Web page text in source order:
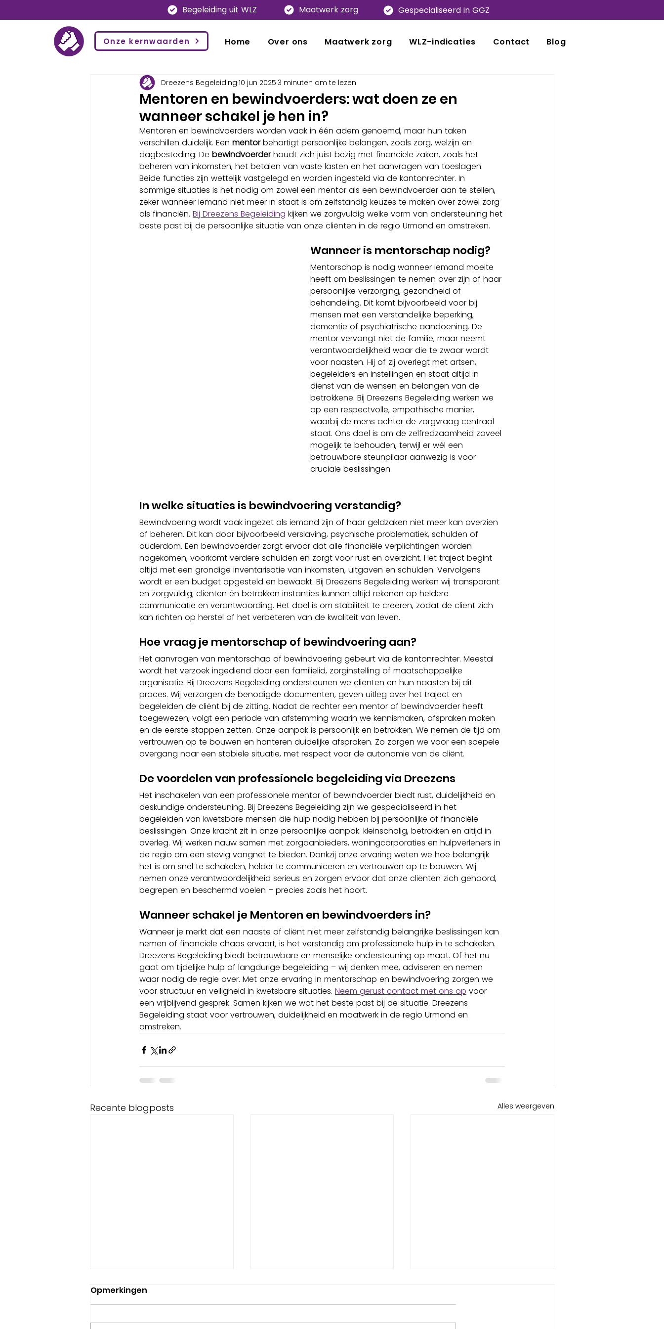
Begeleiding uit WLZ Maatwerk zorg Gespecialiseerd in GGZ
Onze kernwaarden Home Over ons Maatwerk zorg WLZ-indicaties Contact Blog
Mentoren en bewindvoerders: wat doen ze en
wanneer schakel je hen in?
Dreezens Begeleiding 10 jun 2025 3 minuten om te lezen
Mentoren en bewindvoerders worden vaak in één adem genoemd, maar hun taken
verschillen duidelijk. Een mentor behartigt persoonlijke belangen, zoals zorg, welzijn en
dagbesteding. De bewindvoerder houdt zich juist bezig met financiële zaken, zoals het
beheren van inkomsten, het betalen van vaste lasten en het aanvragen van toeslagen.
Beide functies zijn wettelijk vastgelegd en worden ingesteld via de kantonrechter. In
sommige situaties is het nodig om zowel een mentor als een bewindvoerder aan te stellen,
zeker wanneer iemand niet meer in staat is om zelfstandig keuzes te maken over zowel zorg
als financiën. Bij Dreezens Begeleiding kijken we zorgvuldig welke vorm van ondersteuning het
beste past bij de persoonlijke situatie van onze cliënten in de regio Urmond en omstreken.
Wanneer is mentorschap nodig?
Mentorschap is nodig wanneer iemand moeite
heeft om beslissingen te nemen over zijn of haar
persoonlijke verzorging, gezondheid of
behandeling. Dit komt bijvoorbeeld voor bij
mensen met een verstandelijke beperking,
dementie of psychiatrische aandoening. De
mentor vervangt niet de familie, maar neemt
verantwoordelijkheid waar die te zwaar wordt
voor naasten. Hij of zij overlegt met artsen,
begeleiders en instellingen en staat altijd in
dienst van de wensen en belangen van de
betrokkene. Bij Dreezens Begeleiding werken we
op een respectvolle, empathische manier,
waarbij de mens achter de zorgvraag centraal
staat. Ons doel is om de zelfredzaamheid zoveel
mogelijk te behouden, terwijl er wél een
betrouwbare steunpilaar aanwezig is voor
cruciale beslissingen.
In welke situaties is bewindvoering verstandig?
Bewindvoering wordt vaak ingezet als iemand zijn of haar geldzaken niet meer kan overzien
of beheren. Dit kan door bijvoorbeeld verslaving, psychische problematiek, schulden of
ouderdom. Een bewindvoerder zorgt ervoor dat alle financiële verplichtingen worden
nagekomen, voorkomt verdere schulden en zorgt voor rust en overzicht. Het traject begint
altijd met een grondige inventarisatie van inkomsten, uitgaven en schulden. Vervolgens
wordt er een budget opgesteld en bewaakt. Bij Dreezens Begeleiding werken wij transparant
en zorgvuldig; cliënten én betrokken instanties kunnen altijd rekenen op heldere
communicatie en verantwoording. Het doel is om stabiliteit te creëren, zodat de cliënt zich
kan richten op herstel of het verbeteren van de kwaliteit van leven.
Hoe vraag je mentorschap of bewindvoering aan?
Het aanvragen van mentorschap of bewindvoering gebeurt via de kantonrechter. Meestal
wordt het verzoek ingediend door een familielid, zorginstelling of maatschappelijke
organisatie. Bij Dreezens Begeleiding ondersteunen we cliënten en hun naasten bij dit
proces. Wij verzorgen de benodigde documenten, geven uitleg over het traject en
begeleiden de cliënt bij de zitting. Nadat de rechter een mentor of bewindvoerder heeft
toegewezen, volgt een periode van afstemming waarin we kennismaken, afspraken maken
en de eerste stappen zetten. Onze aanpak is persoonlijk en betrokken. We nemen de tijd om
vertrouwen op te bouwen en hanteren duidelijke afspraken. Zo zorgen we voor een soepele
overgang naar een stabiele situatie, met respect voor de autonomie van de cliënt.
De voordelen van professionele begeleiding via Dreezens
Het inschakelen van een professionele mentor of bewindvoerder biedt rust, duidelijkheid en
deskundige ondersteuning. Bij Dreezens Begeleiding zijn we gespecialiseerd in het
begeleiden van kwetsbare mensen die hulp nodig hebben bij persoonlijke of financiële
beslissingen. Onze kracht zit in onze persoonlijke aanpak: kleinschalig, betrokken en altijd in
overleg. Wij werken nauw samen met zorgaanbieders, woningcorporaties en hulpverleners in
de regio om een stevig vangnet te bieden. Dankzij onze ervaring weten we hoe belangrijk
het is om snel te schakelen, helder te communiceren en vertrouwen op te bouwen. Wij
nemen onze verantwoordelijkheid serieus en zorgen ervoor dat onze cliënten zich gehoord,
begrepen en beschermd voelen – precies zoals het hoort.
Wanneer schakel je Mentoren en bewindvoerders in?
Wanneer je merkt dat een naaste of cliënt niet meer zelfstandig belangrijke beslissingen kan
nemen of financiële chaos ervaart, is het verstandig om professionele hulp in te schakelen.
Dreezens Begeleiding biedt betrouwbare en menselijke ondersteuning op maat. Of het nu
gaat om tijdelijke hulp of langdurige begeleiding – wij denken mee, adviseren en nemen
waar nodig de regie over. Met onze ervaring in mentorschap en bewindvoering zorgen we
voor structuur en veiligheid in kwetsbare situaties. Neem gerust contact met ons op voor
een vrijblijvend gesprek. Samen kijken we wat het beste past bij de situatie. Dreezens
Begeleiding staat voor vertrouwen, duidelijkheid en maatwerk in de regio Urmond en
omstreken.
Recente blogposts Alles weergeven
Opmerkingen